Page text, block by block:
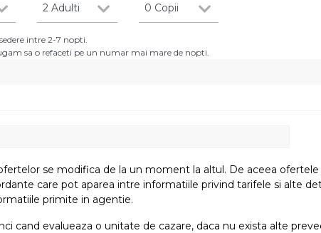
2 Adulti
0 Copii
intre 2-7 nopti.
sa o refaceti pe un numar mai mare de nopti.
se modifica de la un moment la altul. De aceea
care pot aparea intre informatiile privind tarifele si alte
primite in agentie.
cand evalueaza o unitate de cazare, daca nu exista alte